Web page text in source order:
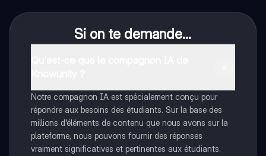
Si on te demande...
Notre compagnon IA est spécialement conçu pour
répondre aux besoins des étudiants. Sur la base des
millions d'éléments de contenu que nous avons sur la
plateforme, nous pouvons fournir des réponses
vraiment significatives et pertinentes aux étudiants.